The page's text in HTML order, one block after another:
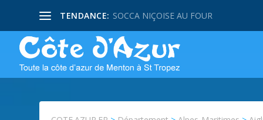
TENDANCE: SOCCA NIÇOISE AU FOUR